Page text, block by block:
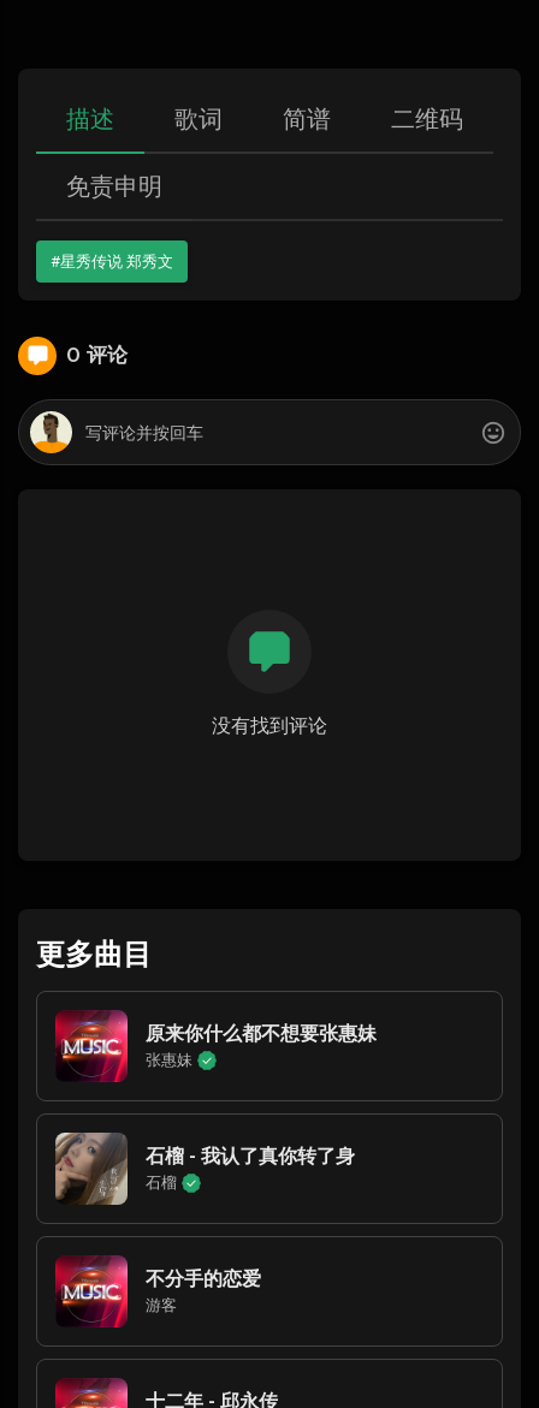
描述 歌词 简谱 二维码
免责申明
#星秀传说 郑秀文
0 评论
没有找到评论
更多曲目
原来你什么都不想要张惠妹
张惠妹
石榴 - 我认了真你转了身
石榴
不分手的恋爱
游客
十二年 - 邱永传